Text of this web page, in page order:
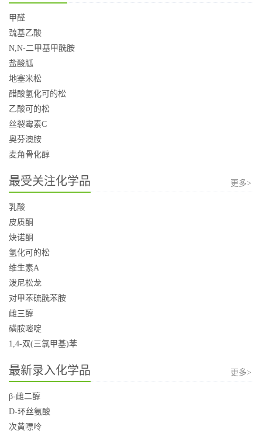
甲醛
巯基乙酸
N,N-二甲基甲酰胺
盐酸胍
地塞米松
醋酸氢化可的松
乙酸可的松
丝裂霉素C
奥芬澳胺
麦角骨化醇
最受关注化学品 更多>
乳酸
皮质酮
炔诺酮
氢化可的松
维生素A
泼尼松龙
对甲苯硫酰苯胺
雌三醇
磺胺嘧啶
1,4-双(三氯甲基)苯
最新录入化学品 更多>
β-雌二醇
D-环丝氨酸
次黄嘌呤